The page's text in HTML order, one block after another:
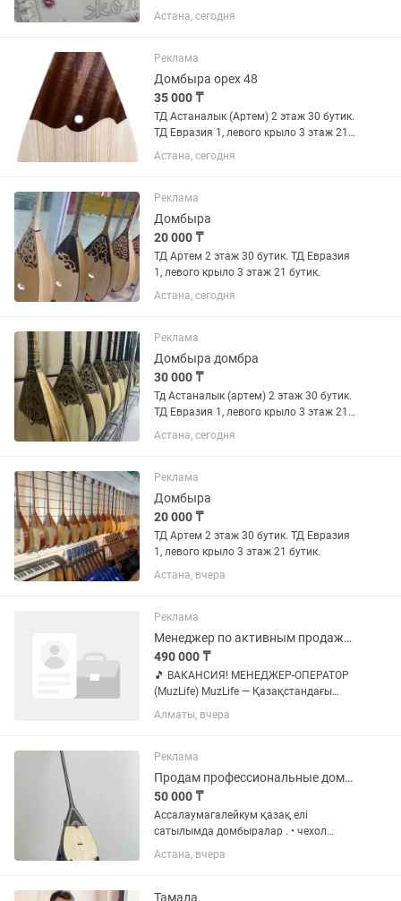
атрибуты(домбыра и тд) и украшения
на голову
Астана, сегодня
Реклама
Домбыра орех 48
35 000 ₸
ТД Астаналык (Артем) 2 этаж 30 бутик.
ТД Евразия 1, левого крыло 3 этаж 21
бутик.
Астана, сегодня
Реклама
Домбыра
20 000 ₸
ТД Артем 2 этаж 30 бутик. ТД Евразия
1, левого крыло 3 этаж 21 бутик.
Астана, сегодня
Реклама
Домбыра домбра
30 000 ₸
Тд Астаналык (артем) 2 этаж 30 бутик.
ТД Евразия 1, левого крыло 3 этаж 21
бутик.
Астана, сегодня
Реклама
Домбыра
20 000 ₸
ТД Артем 2 этаж 30 бутик. ТД Евразия
1, левого крыло 3 этаж 21 бутик.
Астана, вчера
Реклама
Менеджер по активным продажам
490 000 ₸
🎵 ВАКАНСИЯ! МЕНЕДЖЕР-ОПЕРАТОР
(MuzLife) MuzLife — Қазақстандағы
музыкалық аспаптар компаниясы. Біз
7 жылдан бері нарықта жұмыс
Алматы, вчера
Реклама
Продам профессиональные домбры
50 000 ₸
Ассалаумагалейкум қазақ елі
сатылымда домбыралар . • чехол
сыйлыққа • тегін доставка • пробный
сабаққа сертификат • кез келген
Астана, вчера
Тамада